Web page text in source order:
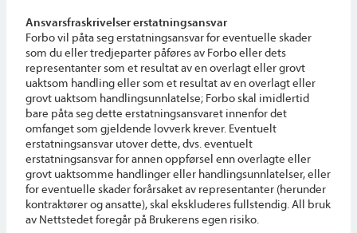
Ansvarsfraskrivelser erstatningsansvar
Forbo vil påta seg erstatningsansvar for eventuelle skader
som du eller tredjeparter påføres av Forbo eller dets
representanter som et resultat av en overlagt eller grovt
uaktsom handling eller som et resultat av en overlagt eller
grovt uaktsom handlingsunnlatelse; Forbo skal imidlertid
bare påta seg dette erstatningsansvaret innenfor det
omfanget som gjeldende lovverk krever. Eventuelt
erstatningsansvar utover dette, dvs. eventuelt
erstatningsansvar for annen oppførsel enn overlagte eller
grovt uaktsomme handlinger eller handlingsunnlatelser, eller
for eventuelle skader forårsaket av representanter (herunder
kontraktører og ansatte), skal ekskluderes fullstendig. All bruk
av Nettstedet foregår på Brukerens egen risiko.